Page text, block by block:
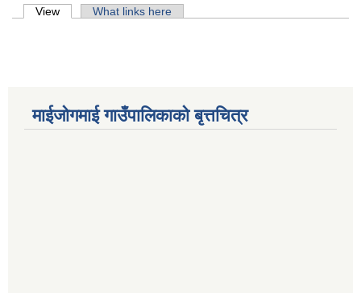
Primary tabs
View (active tab)What links here
माईजोगमाई गाउँपालिकाको बृत्तचित्र